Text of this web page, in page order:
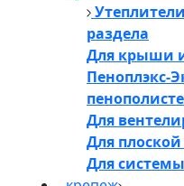
Утеплители
раздела
Для крыши
Пеноплэкс-
Для
Для
Для